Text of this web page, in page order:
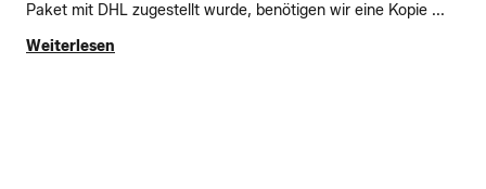
Paket mit DHL zugestellt wurde, benötigen wir eine Kopie ...
Weiterlesen